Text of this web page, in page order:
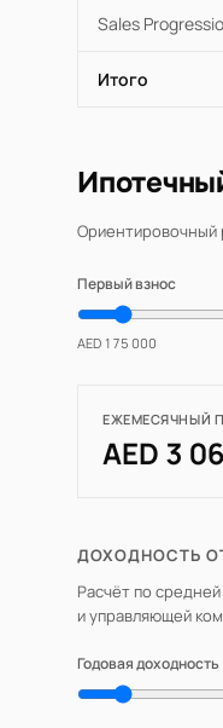
Sales
Итого
Ориентировочный
Первый взнос
AED 175 000
ЕЖЕМЕСЯЧНЫЙ
AED 3
ДОХОДНОСТЬ
Расчёт по
и управляющей
Годовая доходность